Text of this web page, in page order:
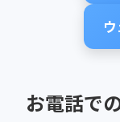
お電話で